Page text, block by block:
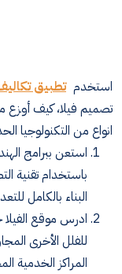
استخدم تطبيق
انواع من التكنولوجيا
استعن ببرامج
باستخدام تقنية
البناء بالكامل
ادرس موقع
للفلل الأخرى
المراكز الخدمية